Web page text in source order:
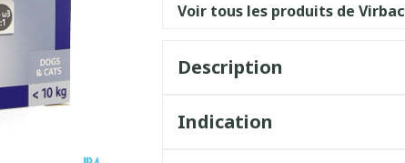
Voir tous les produits de Virbac
Description
Indication